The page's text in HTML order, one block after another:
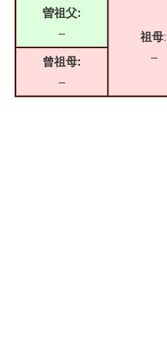
曽祖父:
–
祖母:
–
曾祖母:
–